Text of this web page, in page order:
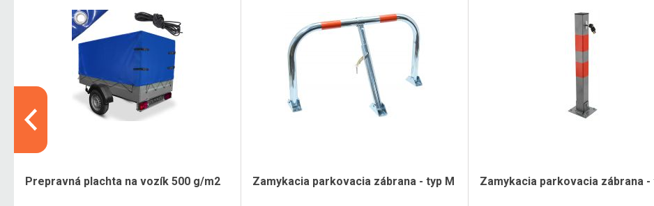
Prepravná plachta na vozík 500 g/m2 Zamykacia parkovacia zábrana - typ M Zamykacia parkovacia zábrana -